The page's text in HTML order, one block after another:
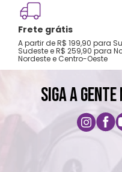
Frete grátis
A partir de R$ 199,90 para
Sudeste e R$ 259,90 para
Nordeste e Centro-Oeste
SIGA A